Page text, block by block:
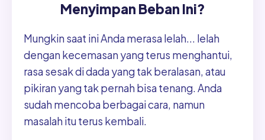
Menyimpan Beban Ini?
Mungkin saat ini Anda merasa lelah... lelah
dengan kecemasan yang terus menghantui,
rasa sesak di dada yang tak beralasan, atau
pikiran yang tak pernah bisa tenang. Anda
sudah mencoba berbagai cara, namun
masalah itu terus kembali.